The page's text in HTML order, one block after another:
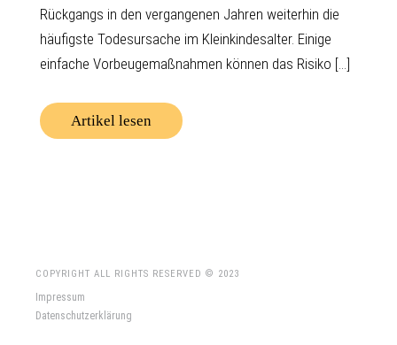
Rückgangs in den vergangenen Jahren weiterhin die
häufigste Todesursache im Kleinkindesalter. Einige
einfache Vorbeugemaßnahmen können das Risiko [...]
Artikel lesen
COPYRIGHT ALL RIGHTS RESERVED © 2023
Impressum
Datenschutzerklärung